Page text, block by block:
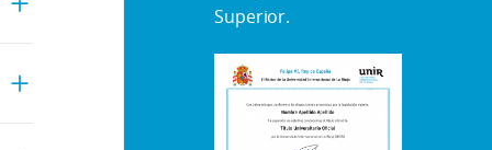
Superior.